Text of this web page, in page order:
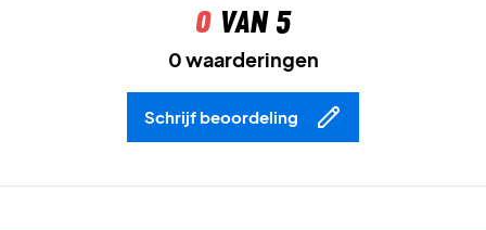
0van 5
0 waarderingen
Schrijf beoordeling